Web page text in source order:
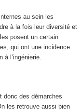
au sein les
à la fois leur diversité et
posent un certain
qui ont une incidence
l’ingénierie.
donc des démarches
les retrouve aussi bien